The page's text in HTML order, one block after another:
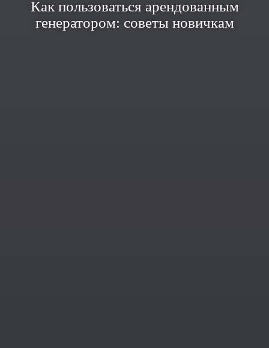
Как пользоваться арендованным
генератором: советы новичкам